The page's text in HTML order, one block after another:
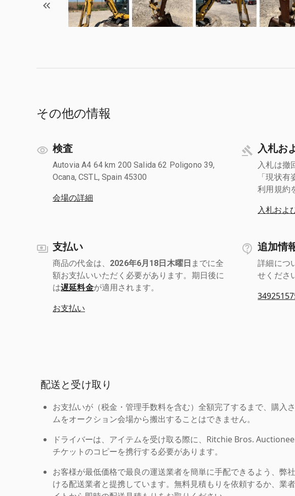
その他の情報
検査
Autovia A4 64 km 200 Salida 62 Poligono 39,
Ocana, CSTL, Spain 45300
会場の詳細
入札お
入札は撤
「現状
利用規約
入札およ
支払い
商品の代金は、 2026年6月18日木曜日 までに全
額お支払いいただく必要があります。期日後に
は遅延料金が適用されます。
お支払い
追加情
詳細につ
せくださ
配送と受け取り
お支払いが（税金・管理手数料を含む）全額完了するまで、購入
ムをオークション会場から搬出することはできません。
ドライバーは、アイテムを受け取る際に、Ritchie Bros.
チケットのコピーを携行する必要があります。
お客様が最低価格で最良の運送業者を簡単に手配できるよう、弊
ける配送業者と提携しています。無料見積もりを依頼するか、業